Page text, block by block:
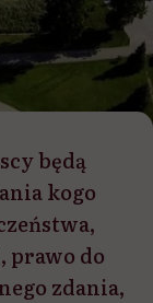
będą
kogo
prawo do
zdania,